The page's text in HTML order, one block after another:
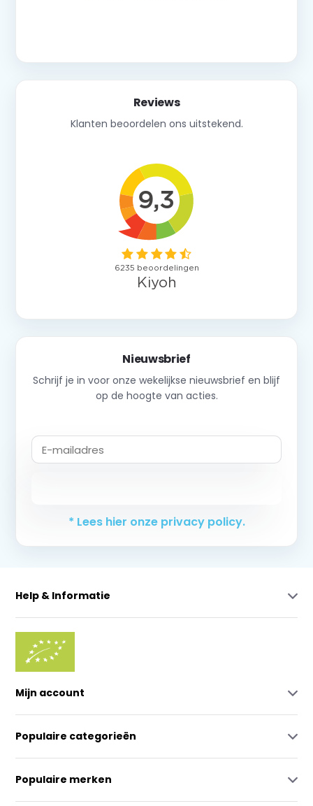
Reviews
Klanten beoordelen ons uitstekend.
Nieuwsbrief
Schrijf je in voor onze wekelijkse nieuwsbrief en blijf
op de hoogte van acties.
* Lees hier onze privacy policy.
Help & Informatie
Mijn account
Populaire categorieën
Populaire merken